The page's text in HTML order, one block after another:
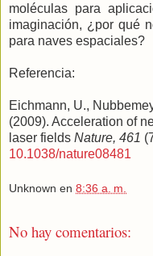
moléculas para
imaginación, ¿por qué
para naves espaciales?
Referencia:
Eichmann, U.,
(2009). Acceleration of
laser fields Nature, 461
10.1038/nature08481
Unknown en 8:36 a. m.
No hay comentarios: